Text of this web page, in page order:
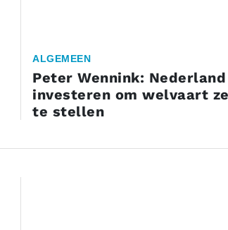
ALGEMEEN
Peter Wennink:
investeren om welvaart
te stellen